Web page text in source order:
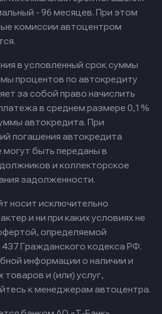
- 96 месяцев. При этом
комиссии автоцентром
в условленный срок суммы
процентов по автокредиту
за собой право начислить
в среднем размере 0,1%
автокредита. При
погашения автокредита
быть переданы в
и коллекторское
задолженности.
носит исключительно
и ни при каких условиях не
определяемой
Гражданского кодекса РФ.
информации о наличии и
и (или) услуг,
к менеджерам автоцентра.